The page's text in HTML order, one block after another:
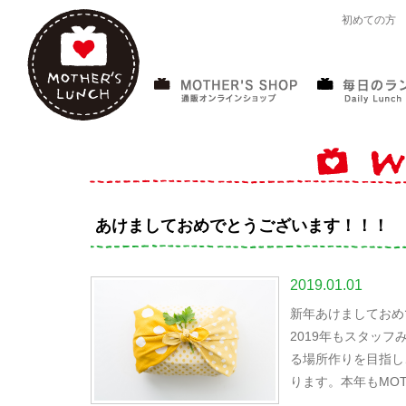
初めての方
あけましておめでとうございます！！！
2019.01.01
新年あけましてお
2019年もスタッフ
る場所作りを目指
ります。本年も